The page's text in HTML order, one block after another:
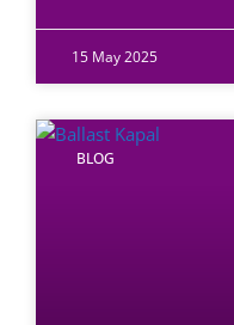
15 May 2025
BLOG